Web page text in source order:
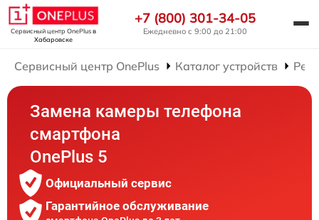
Сервисный центр OnePlusв
Хабаровске
+7 (800) 301-34-05
Ежедневно с 9:00 до 21:00
Сервисный центр OnePlus Каталог устройств
Замена камеры телефона
смартфона
OnePlus 5
Официальный сервис
Гарантийное обслуживание